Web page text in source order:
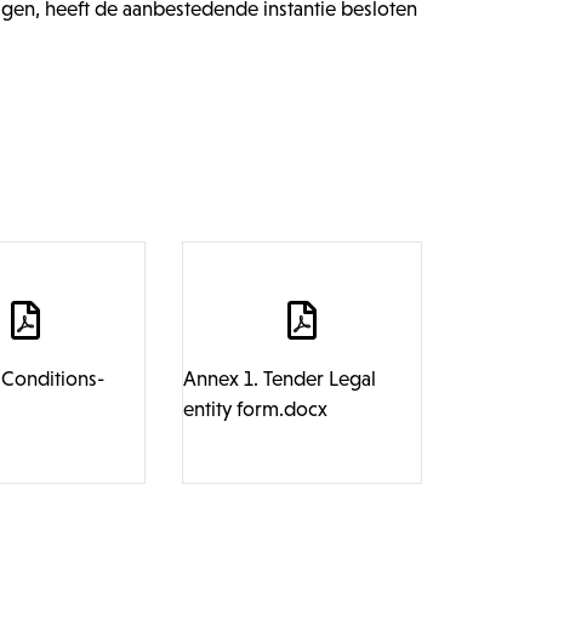
heeft de aanbestedende instantie besloten
Annex 1. Tender Legal
entity form.docx